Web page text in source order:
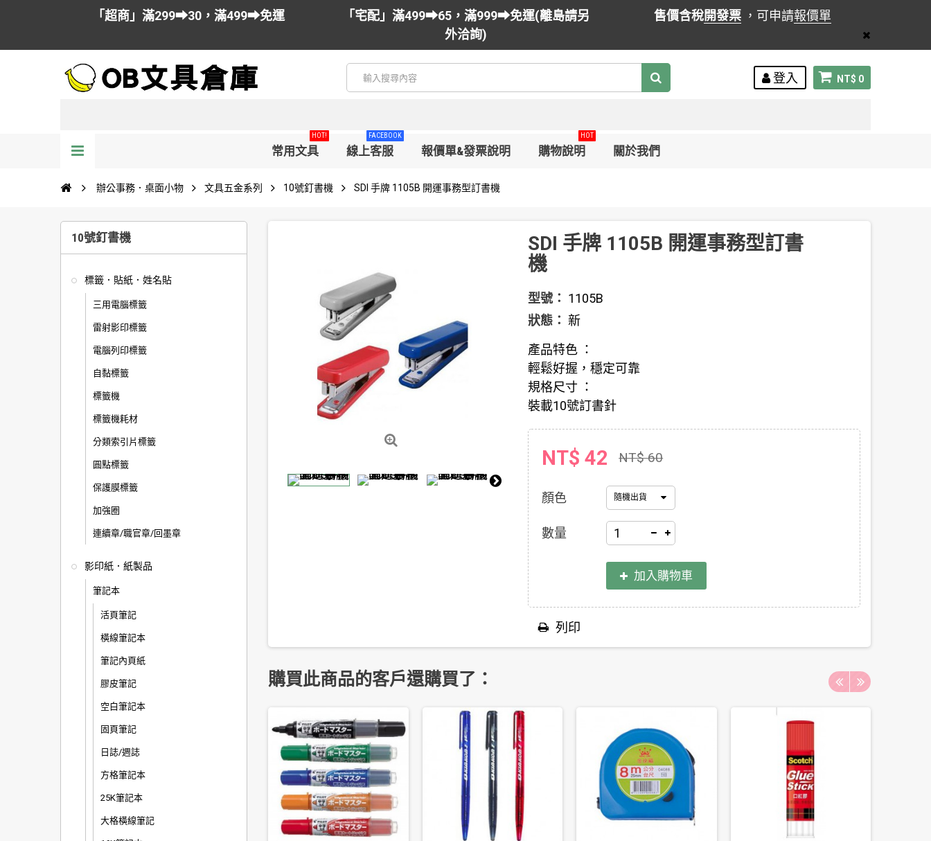
「超商」滿299➡30，滿499➡免運
「宅配」滿499➡65，滿999➡免運(離島請另
外洽詢)
售價含稅開發票 ，可申請報價單
NT$ 0
登入
常用文具
HOT!
線上客服
FACEBOOK
報價單&發票說明 購物說明
HOT
關於我們
辦公事務．桌面小物 文具五金系列 10號釘書機 SDI 手牌 1105B 開運事務型訂書機
10號釘書機
標籤．貼紙．姓名貼
三用電腦標籤
雷射影印標籤
電腦列印標籤
自黏標籤
標籤機
標籤機耗材
分類索引片標籤
圓點標籤
保護膜標籤
加強圈
連續章/職官章/回墨章
影印紙．紙製品
筆記本
活頁筆記
橫線筆記本
筆記內頁紙
膠皮筆記
空白筆記本
固頁筆記
日誌/週誌
方格筆記本
25K筆記本
大格橫線筆記
SDI 手牌 1105B 開運事務型訂書
機
型號： 1105B
狀態： 新
產品特色 ：
輕鬆好握，穩定可靠
規格尺寸 ：
裝載10號訂書針
NT$ 42 NT$ 60
顏色 隨機出貨
數量
加入購物車
列印
購買此商品的客戶還購買了：